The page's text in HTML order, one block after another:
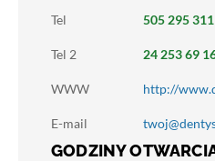
Tel
505 295 311
Tel 2 24 253 69
WWW http://
E-mail
GODZINY